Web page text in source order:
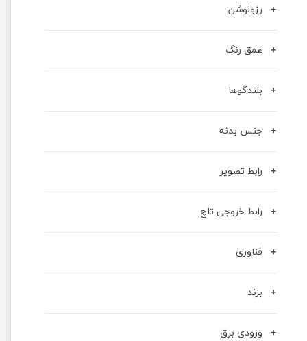
رزولوشن
عمق رنگ
بلندگوها
جنس بدنه
رابط تصویر
رابط خروجی تاچ
فناوری
برند
ورودی برق